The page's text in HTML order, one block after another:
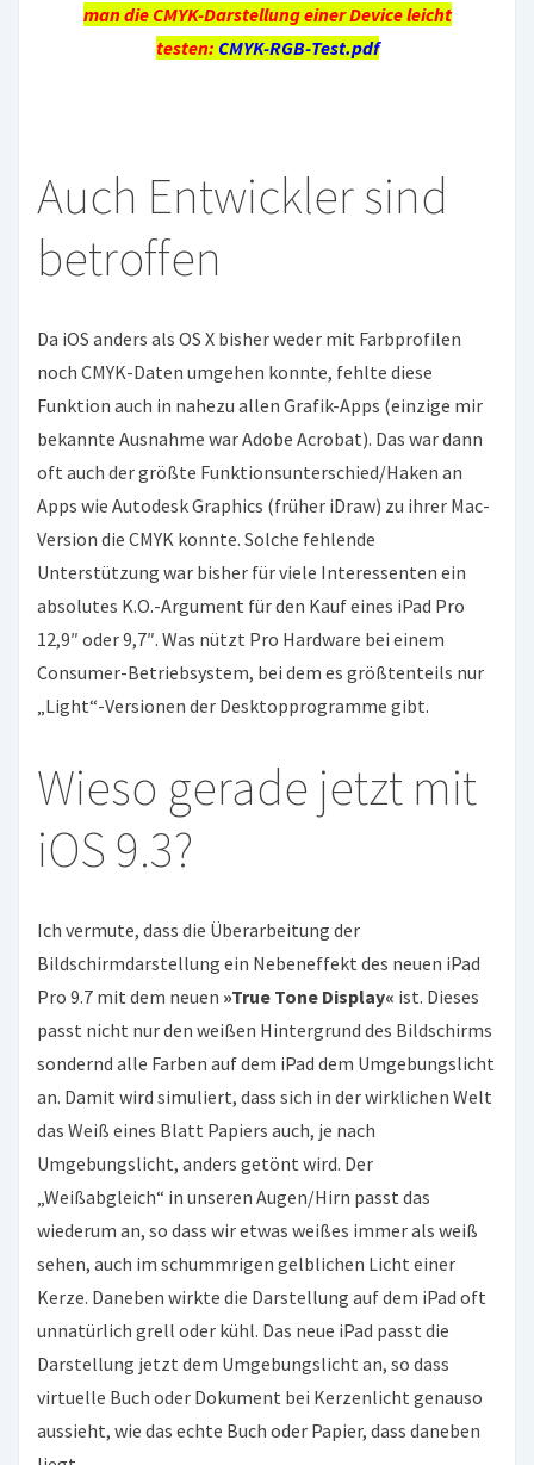
man die CMYK-Darstellung einer Device leicht
testen: CMYK-RGB-Test.pdf
Auch Entwickler sind
betroffen
Da iOS anders als OS X bisher weder mit Farbprofilen
noch CMYK-Daten umgehen konnte, fehlte diese
Funktion auch in nahezu allen Grafik-Apps (einzige mir
bekannte Ausnahme war Adobe Acrobat). Das war dann
oft auch der größte Funktionsunterschied/Haken an
Apps wie Autodesk Graphics (früher iDraw) zu ihrer Mac-
Version die CMYK konnte. Solche fehlende
Unterstützung war bisher für viele Interessenten ein
absolutes K.O.-Argument für den Kauf eines iPad Pro
12,9″ oder 9,7″. Was nützt Pro Hardware bei einem
Consumer-Betriebsystem, bei dem es größtenteils nur
„Light“-Versionen der Desktopprogramme gibt.
Wieso gerade jetzt mit
iOS 9.3?
Ich vermute, dass die Überarbeitung der
Bildschirmdarstellung ein Nebeneffekt des neuen iPad
Pro 9.7 mit dem neuen »True Tone Display« ist. Dieses
passt nicht nur den weißen Hintergrund des Bildschirms
sondernd alle Farben auf dem iPad dem Umgebungslicht
an. Damit wird simuliert, dass sich in der wirklichen Welt
das Weiß eines Blatt Papiers auch, je nach
Umgebungslicht, anders getönt wird. Der
„Weißabgleich“ in unseren Augen/Hirn passt das
wiederum an, so dass wir etwas weißes immer als weiß
sehen, auch im schummrigen gelblichen Licht einer
Kerze. Daneben wirkte die Darstellung auf dem iPad oft
unnatürlich grell oder kühl. Das neue iPad passt die
Darstellung jetzt dem Umgebungslicht an, so dass
virtuelle Buch oder Dokument bei Kerzenlicht genauso
aussieht, wie das echte Buch oder Papier, dass daneben